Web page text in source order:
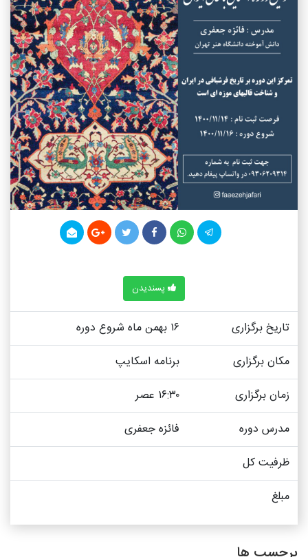
پسندیدن
تاریخ برگزاری
مکان برگزاری
برنامه اسکایپ
زمان برگزاری
۱۶:۳۰ عصر
مدرس دوره
فائزه جعفری
ظرفیت کل
مبلغ